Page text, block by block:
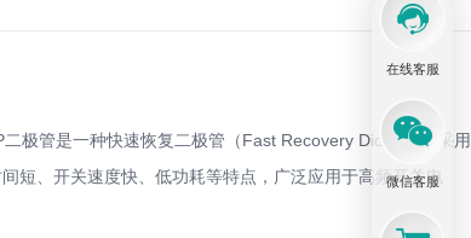
在线客服
微信客服
极管是一种快速恢复二极管（Fast Recovery Diode），采用
短、开关速度快、低功耗等特点，广泛应用于高频开关电